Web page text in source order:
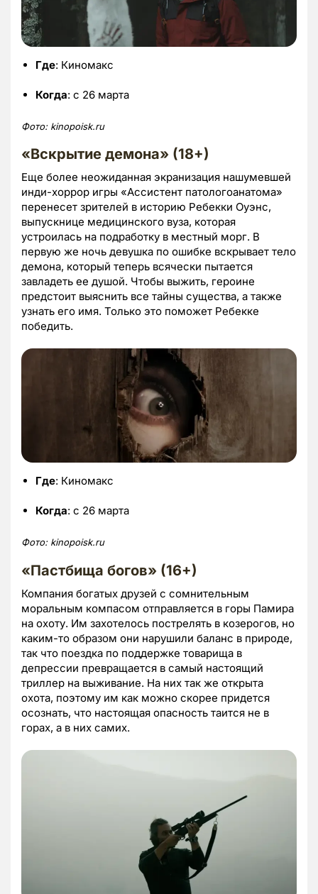
Где: Киномакс
Когда: с 26 марта
Фото: kinopoisk.ru
«Вскрытие демона» (18+)
Еще более неожиданная экранизация нашумевшей
инди-хоррор игры «Ассистент патологоанатома»
перенесет зрителей в историю Ребекки Оуэнс,
выпускнице медицинского вуза, которая
устроилась на подработку в местный морг. В
первую же ночь девушка по ошибке вскрывает тело
демона, который теперь всячески пытается
завладеть ее душой. Чтобы выжить, героине
предстоит выяснить все тайны существа, а также
узнать его имя. Только это поможет Ребекке
победить.
Где: Киномакс
Когда: с 26 марта
Фото: kinopoisk.ru
«Пастбища богов» (16+)
Компания богатых друзей с сомнительным
моральным компасом отправляется в горы Памира
на охоту. Им захотелось пострелять в козерогов, но
каким-то образом они нарушили баланс в природе,
так что поездка по поддержке товарища в
депрессии превращается в самый настоящий
триллер на выживание. На них так же открыта
охота, поэтому им как можно скорее придется
осознать, что настоящая опасность таится не в
горах, а в них самих.